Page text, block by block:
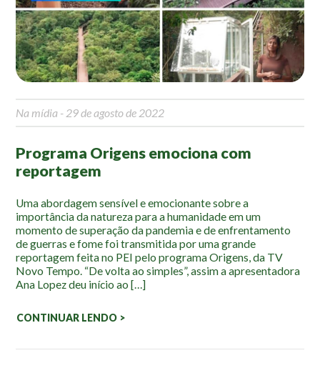
Mapa Ilustrado
Fauna e Flora
Aranhas
Palmeira Juçara
Borboletas
Cambuci
Liquens
Tucano do Bico Verde
Atividades
Escolas e Universidades
Trilhas
Na mídia - 29 de agosto de 2022
Programa Origens emociona com
reportagem
Uma abordagem sensível e emocionante sobre a
importância da natureza para a humanidade em um
momento de superação da pandemia e de enfrentamento
de guerras e fome foi transmitida por uma grande
reportagem feita no PEI pelo programa Origens, da TV
Novo Tempo. “De volta ao simples”, assim a apresentadora
Ana Lopez deu início ao […]
CONTINUAR LENDO >